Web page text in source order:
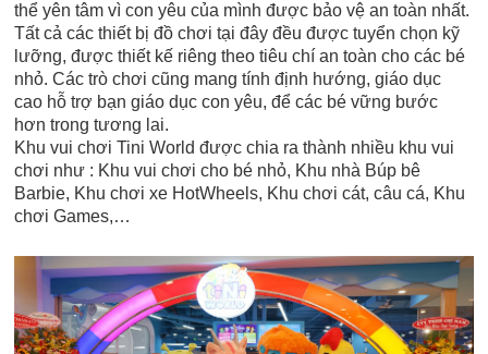
thể yên tâm vì con yêu của mình được bảo vệ an toàn nhất.
Tất cả các thiết bị đồ chơi tại đây đều được tuyển chọn kỹ
lưỡng, được thiết kế riêng theo tiêu chí an toàn cho các bé
nhỏ. Các trò chơi cũng mang tính định hướng, giáo dục
cao hỗ trợ bạn giáo dục con yêu, để các bé vững bước
hơn trong tương lai.
Khu vui chơi Tini World được chia ra thành nhiều khu vui
chơi như : Khu vui chơi cho bé nhỏ, Khu nhà Búp bê
Barbie, Khu chơi xe HotWheels, Khu chơi cát, câu cá, Khu
chơi Games,…